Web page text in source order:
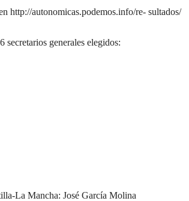
http://autonomicas.podemos.info/re- sultados/
generales elegidos:
La Mancha: José García Molina